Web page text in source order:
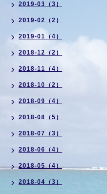
2019-03（3）
2019-02（2）
2019-01（4）
2018-12（2）
2018-11（4）
2018-10（2）
2018-09（4）
2018-08（5）
2018-07（3）
2018-06（4）
2018-05（4）
2018-04（3）